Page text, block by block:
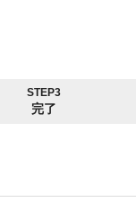
STEP3
完了